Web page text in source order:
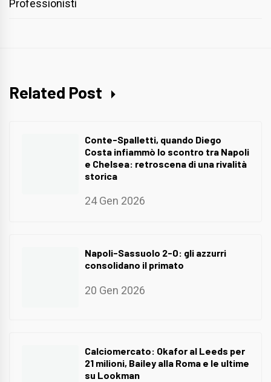
Professionisti
Related Post
Conte-Spalletti, quando Diego
Costa infiammò lo scontro tra Napoli
e Chelsea: retroscena di una rivalità
storica
24 Gen 2026
Napoli-Sassuolo 2-0: gli azzurri
consolidano il primato
20 Gen 2026
Calciomercato: Okafor al Leeds per
21 milioni, Bailey alla Roma e le ultime
su Lookman